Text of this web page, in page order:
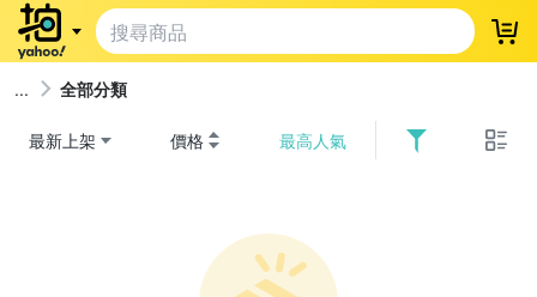
登
全部分類
最新上架 價格 最高人氣